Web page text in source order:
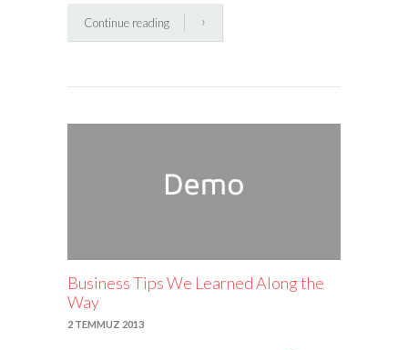
Continue reading
Business Tips We Learned Along the
Way
2 TEMMUZ 2013